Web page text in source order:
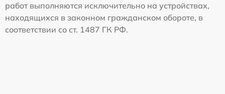
работ выполняются исключительно на устройствах,
находящихся в законном гражданском обороте, в
соответствии со ст. 1487 ГК РФ.